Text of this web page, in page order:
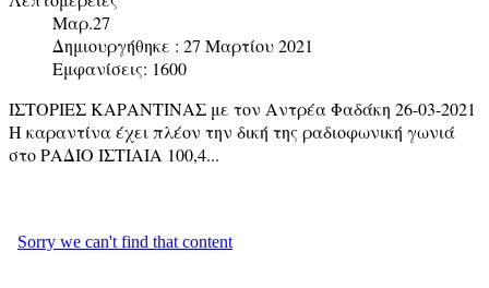
Μαρ.27
Δημιουργήθηκε : 27 Μαρτίου 2021
Εμφανίσεις: 1600
ΙΣΤΟΡΙΕΣ ΚΑΡΑΝΤΙΝΑΣ με τον Αντρέα Φαδάκη 26-03-2021
Η καραντίνα έχει πλέον την δική της ραδιοφωνική γωνιά
στο ΡΑΔΙΟ ΙΣΤΙΑΙΑ 100,4...